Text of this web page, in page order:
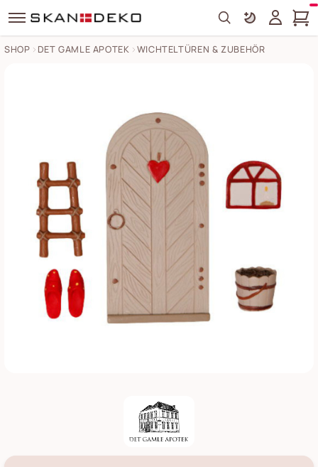
Search
SHOP DET GAMLE APOTEK WICHTELTÜREN & ZUBEHÖR